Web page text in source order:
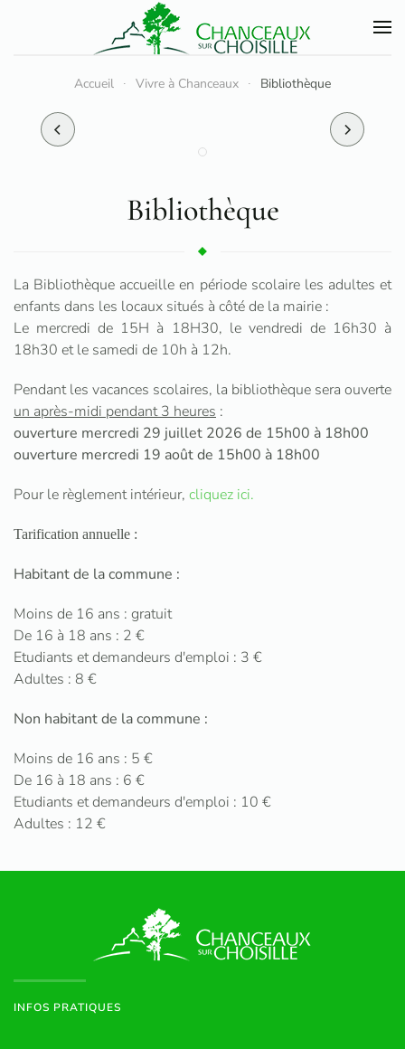
Accéder au contenu principal
Accueil Vivre à Chanceaux Bibliothèque
Bibliothèque
La Bibliothèque accueille en période scolaire les adultes et
enfants dans les locaux situés à côté de la mairie :
Le mercredi de 15H à 18H30, le vendredi de 16h30 à
18h30 et le samedi de 10h à 12h.
Pendant les vacances scolaires, la bibliothèque sera ouverte
un après-midi pendant 3 heures :
ouverture mercredi 29 juillet 2026 de 15h00 à 18h00
ouverture mercredi 19 août de 15h00 à 18h00
Pour le règlement intérieur, cliquez ici.
Tarification annuelle :
Habitant de la commune :
Moins de 16 ans : gratuit
De 16 à 18 ans : 2 €
Etudiants et demandeurs d'emploi : 3 €
Adultes : 8 €
Non habitant de la commune :
Moins de 16 ans : 5 €
De 16 à 18 ans : 6 €
Etudiants et demandeurs d'emploi : 10 €
Adultes : 12 €
INFOS PRATIQUES